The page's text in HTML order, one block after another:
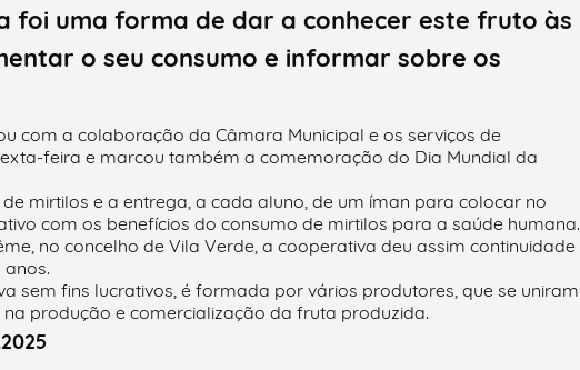
foi uma forma de dar a conhecer este fruto às
o seu consumo e informar sobre os
com a colaboração da Câmara Municipal e os serviços de
feira e marcou também a comemoração do Dia Mundial da
mirtilos e a entrega, a cada aluno, de um íman para colocar no
com os benefícios do consumo de mirtilos para a saúde humana.
no concelho de Vila Verde, a cooperativa deu assim continuidade
sem fins lucrativos, é formada por vários produtores, que se uniram
produção e comercialização da fruta produzida.